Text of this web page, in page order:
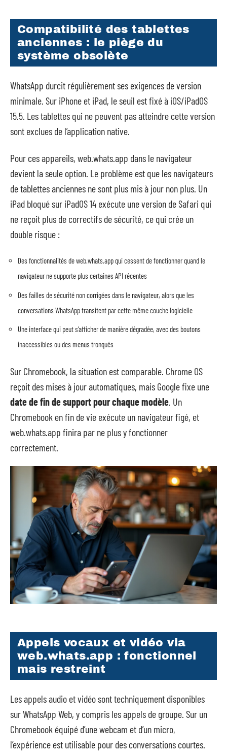
Compatibilité des tablettes
anciennes : le piège du
système obsolète
WhatsApp durcit régulièrement ses exigences de version
minimale. Sur iPhone et iPad, le seuil est fixé à iOS/iPadOS
15.5. Les tablettes qui ne peuvent pas atteindre cette version
sont exclues de l’application native.
Pour ces appareils, web.whats.app dans le navigateur
devient la seule option. Le problème est que les navigateurs
de tablettes anciennes ne sont plus mis à jour non plus. Un
iPad bloqué sur iPadOS 14 exécute une version de Safari qui
ne reçoit plus de correctifs de sécurité, ce qui crée un
double risque :
Des fonctionnalités de web.whats.app qui cessent de fonctionner quand le
navigateur ne supporte plus certaines API récentes
Des failles de sécurité non corrigées dans le navigateur, alors que les
conversations WhatsApp transitent par cette même couche logicielle
Une interface qui peut s’afficher de manière dégradée, avec des boutons
inaccessibles ou des menus tronqués
Sur Chromebook, la situation est comparable. Chrome OS
reçoit des mises à jour automatiques, mais Google fixe une
date de fin de support pour chaque modèle . Un
Chromebook en fin de vie exécute un navigateur figé, et
web.whats.app finira par ne plus y fonctionner
correctement.
Appels vocaux et vidéo via
web.whats.app : fonctionnel
mais restreint
Les appels audio et vidéo sont techniquement disponibles
sur WhatsApp Web, y compris les appels de groupe. Sur un
Chromebook équipé d’une webcam et d’un micro,
l’expérience est utilisable pour des conversations courtes.